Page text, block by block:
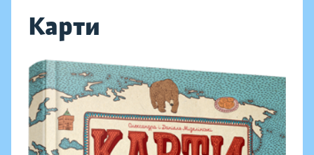
Карти